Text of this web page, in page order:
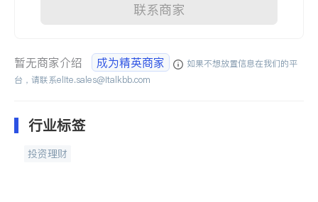
联系商家
暂无商家介绍 成为精英商家
如果不想放置信息在我们的平
台，请联系elite.sales@italkbb.com
行业标签
投资理财